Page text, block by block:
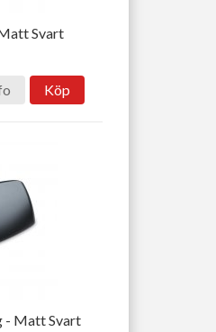
Svart
Köp
- Matt Svart